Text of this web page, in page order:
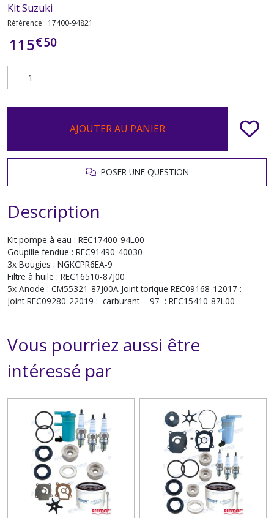
Kit Suzuki
Référence : 17400-94821
115€50
AJOUTER AU PANIER
POSER UNE QUESTION
Description
Kit pompe à eau : REC17400-94L00
Goupille fendue : REC91490-40030
3x Bougies : NGKCPR6EA-9
Filtre à huile : REC16510-87J00
5x Anode : CM55321-87J00A Joint torique REC09168-12017 :
Joint REC09280-22019 : carburant - 97 : REC15410-87L00
Vous pourriez aussi être
intéressé par